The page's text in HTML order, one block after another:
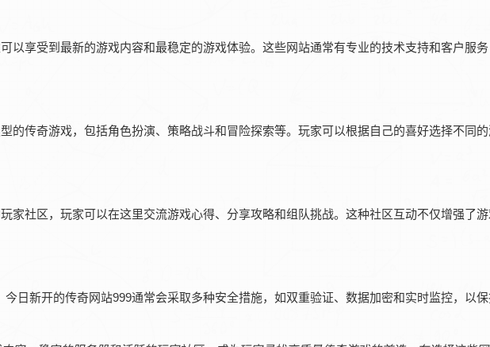
以享受到最新的游戏内容和最稳定的游戏体验。这些网站通常有专业的技术支持和客户服
的传奇游戏，包括角色扮演、策略战斗和冒险探索等。玩家可以根据自己的喜好选择不同
家社区，玩家可以在这里交流游戏心得、分享攻略和组队挑战。这种社区互动不仅增强了
日新开的传奇网站999通常会采取多种安全措施，如双重验证、数据加密和实时监控，以